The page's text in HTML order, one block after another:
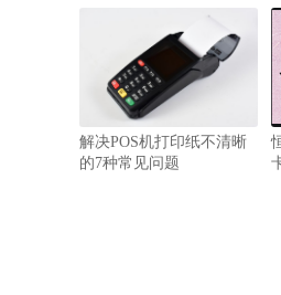
解决POS机打印纸不清晰
的7种常见问题